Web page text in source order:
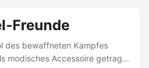
Freunde
des bewaffneten Kampfes
modisches Accessoire getragen